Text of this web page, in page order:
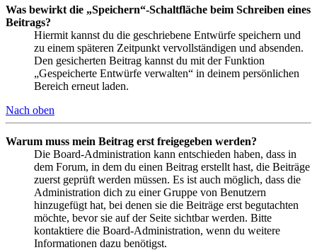
Was bewirkt die „Speichern“-Schaltfläche beim Schreiben eines
Beitrags?
Hiermit kannst du die geschriebene Entwürfe speichern und
zu einem späteren Zeitpunkt vervollständigen und absenden.
Den gesicherten Beitrag kannst du mit der Funktion
„Gespeicherte Entwürfe verwalten“ in deinem persönlichen
Bereich erneut laden.
Nach oben
Warum muss mein Beitrag erst freigegeben werden?
Die Board-Administration kann entschieden haben, dass in
dem Forum, in dem du einen Beitrag erstellt hast, die Beiträge
zuerst geprüft werden müssen. Es ist auch möglich, dass die
Administration dich zu einer Gruppe von Benutzern
hinzugefügt hat, bei denen sie die Beiträge erst begutachten
möchte, bevor sie auf der Seite sichtbar werden. Bitte
kontaktiere die Board-Administration, wenn du weitere
Informationen dazu benötigst.